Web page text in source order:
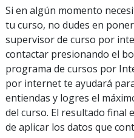
Si en algún momento
tu curso, no dudes en
supervisor de curso por
contactar presionando el
programa de cursos por
por internet te ayudará
entiendas y logres el
del curso. El resultado final
de aplicar los datos que